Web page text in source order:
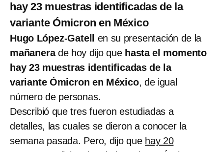
hay 23 muestras identificadas de la
variante Ómicron en México
Hugo López-Gatell en su presentación de la
mañanerade hoy dijo que hasta el momento
hay 23 muestras identificadas de la
variante Ómicron en México, de igual
número de personas.
Describió que tres fueron estudiadas a
detalles, las cuales se dieron a conocer la
semana pasada. Pero, dijo que hay 20